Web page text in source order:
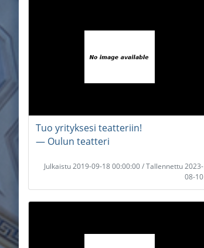
Tuo yrityksesi teatteriin!
― Oulun teatteri
Julkaistu 2019-09-18 00:00:00 / Tallennettu 2023-
08-10